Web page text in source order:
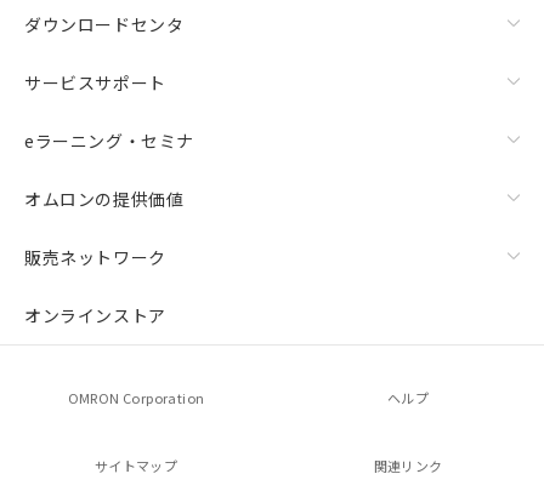
ダウンロードセンタ
サービスサポート
eラーニング・セミナ
オムロンの提供価値
販売ネットワーク
オンラインストア
OMRON Corporation ヘルプ
サイトマップ 関連リンク